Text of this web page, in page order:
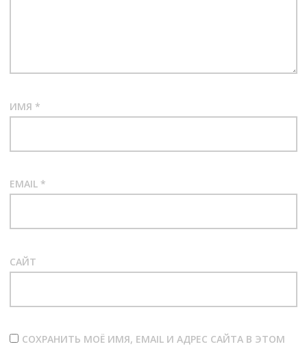
ИМЯ *
EMAIL *
САЙТ
СОХРАНИТЬ МОЁ ИМЯ, EMAIL И АДРЕС САЙТА В ЭТОМ